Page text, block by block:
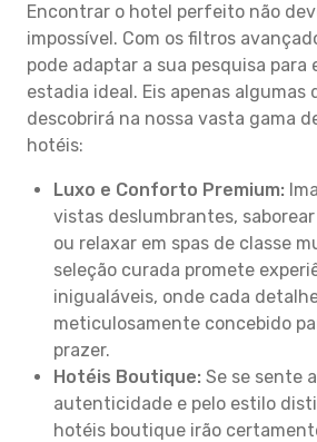
Encontrar o hotel perfeito não
impossível. Com os filtros
pode adaptar a sua pesquisa para
estadia ideal. Eis apenas algumas
descobrirá na nossa vasta gama
hotéis:
Luxo e Conforto Premium:
vistas deslumbrantes,
ou relaxar em spas de classe
seleção curada promete
inigualáveis, onde cada
meticulosamente concebido
prazer.
Hotéis Boutique: Se se sente
autenticidade e pelo estilo
hotéis boutique irão